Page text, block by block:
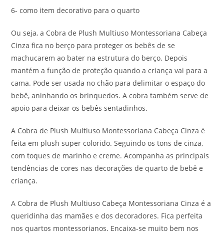
6- como item decorativo para o quarto
Ou seja, a Cobra de Plush Multiuso Montessoriana Cabeça
Cinza fica no berço para proteger os bebês de se
machucarem ao bater na estrutura do berço. Depois
mantém a função de proteção quando a criança vai para a
cama. Pode ser usada no chão para delimitar o espaço do
bebê, aninhando os brinquedos. A cobra também serve de
apoio para deixar os bebês sentadinhos.
A Cobra de Plush Multiuso Montessoriana Cabeça Cinza é
feita em plush super colorido. Seguindo os tons de cinza,
com toques de marinho e creme. Acompanha as principais
tendências de cores nas decorações de quarto de bebê e
criança.
A Cobra de Plush Multiuso Cabeça Montessoriana Cinza é a
queridinha das mamães e dos decoradores. Fica perfeita
nos quartos montessorianos. Encaixa-se muito bem nos